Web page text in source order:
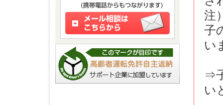
注
子
い
⇒
い